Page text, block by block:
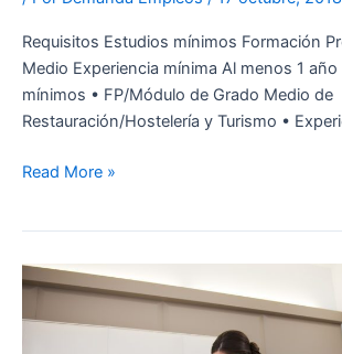
Requisitos Estudios mínimos Formación
Medio Experiencia mínima Al menos 1 año
mínimos • FP/Módulo de Grado Medio de
Restauración/Hostelería y Turismo •
Read More »
PERSONAL
LIMPIEZA
HABITACIONES